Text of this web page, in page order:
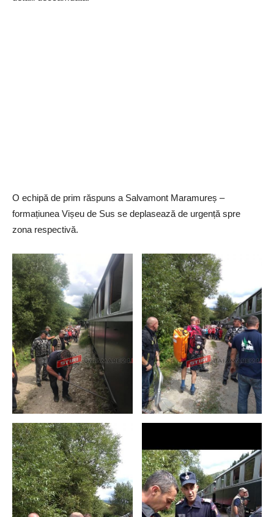
O echipă de prim răspuns a Salvamont Maramureș –
formațiunea Vișeu de Sus se deplasează de urgență spre
zona respectivă.